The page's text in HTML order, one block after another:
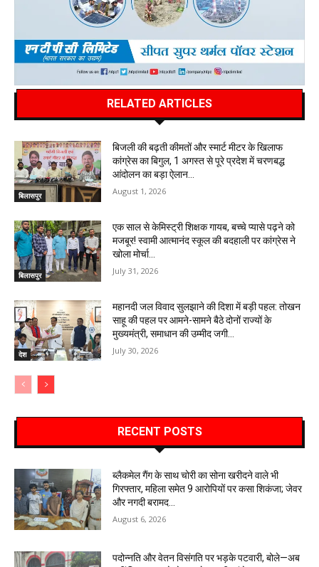
RELATED ARTICLES
बिलासपुर
बिजली की बढ़ती कीमतों और स्मार्ट मीटर के खिलाफ
कांग्रेस का बिगुल, 1 अगस्त से पूरे प्रदेश में चरणबद्ध
आंदोलन का बड़ा ऐलान…
August 1, 2026
बिलासपुर
एक साल से केमिस्ट्री शिक्षक गायब, बच्चे प्यासे पढ़ने को
मजबूर! स्वामी आत्मानंद स्कूल की बदहाली पर कांग्रेस ने
खोला मोर्चा…
July 31, 2026
देश
महानदी जल विवाद सुलझाने की दिशा में बड़ी पहल: तोखन
साहू की पहल पर आमने-सामने बैठे दोनों राज्यों के
मुख्यमंत्री, समाधान की उम्मीद जगी…
July 30, 2026
RECENT POSTS
ब्लैकमेल गैंग के साथ चोरी का सोना खरीदने वाले भी
गिरफ्तार, महिला समेत 9 आरोपियों पर कसा शिकंजा; जेवर
और नगदी बरामद…
August 6, 2026
पदोन्नति और वेतन विसंगति पर भड़के पटवारी, बोले—अब